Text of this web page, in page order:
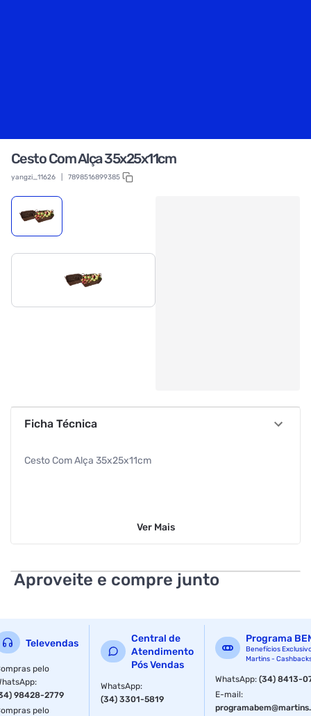
Cesto Com Alça 35x25x11cm
yangzi_11626 7898516899385
Ficha Técnica
Cesto Com Alça 35x25x11cm
Ver Mais
Aproveite e compre junto
Televendas
pelo
:
98428-2779
pelo
Central de
Atendimento
Pós Vendas
WhatsApp:
(34) 3301-5819
Programa
Benefícios
Martins -
WhatsApp:(34) 8413-
E-mail: